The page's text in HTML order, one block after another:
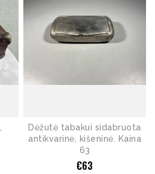
Dėžutė tabakui sidabruota
antikvarinė, kišeninė. Kaina
63
€63